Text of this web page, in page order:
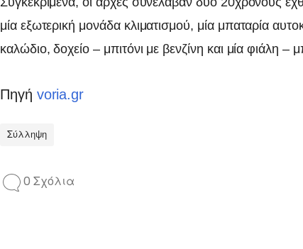
μία εξωτερική μονάδα κλιματισμού, μία μπαταρία
καλώδιο, δοχείο – μπιτόνι με βενζίνη και μία φιάλη –
Πηγή voria.gr
Σύλληψη
0 Σχόλια